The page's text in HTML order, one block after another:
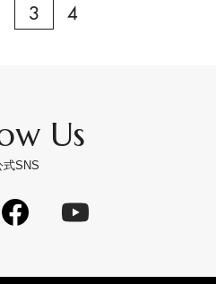
3 4
Us
式SNS